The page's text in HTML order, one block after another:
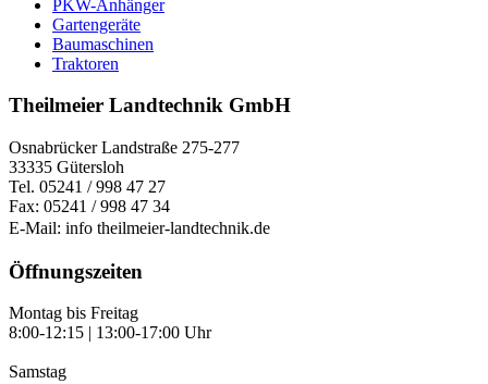
PKW-Anhänger
Gartengeräte
Baumaschinen
Traktoren
Theilmeier Landtechnik GmbH
Osnabrücker Landstraße 275-277
33335 Gütersloh
Tel. 05241 / 998 47 27
Fax: 05241 / 998 47 34
E-Mail: info theilmeier-landtechnik.de
Öffnungszeiten
Montag bis Freitag
8:00-12:15 | 13:00-17:00 Uhr
Samstag